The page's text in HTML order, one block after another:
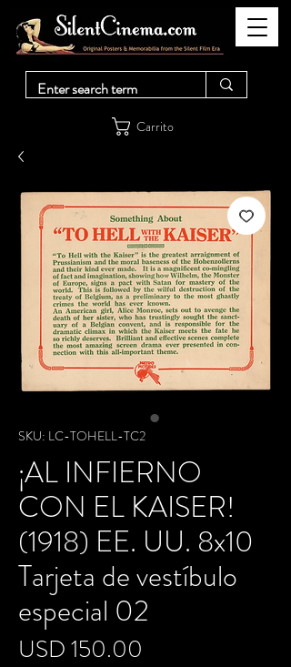
Carrito
SKU: LC-TOHELL-TC2
¡AL INFIERNO
CON EL KAISER!
(1918) EE. UU. 8x10
Tarjeta de vestíbulo
especial 02
USD 150.00